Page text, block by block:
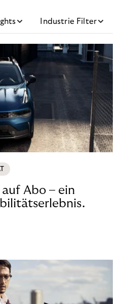
Industrie Filter
Abo – ein